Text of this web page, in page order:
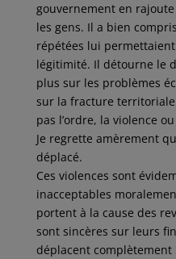
gouvernement en
les gens. Il a bien
répétées lui
légitimité. Il détourne le
plus sur les problèmes
sur la fracture
pas l’ordre, la violence
Je regrette amèrement
déplacé.
Ces violences sont
inacceptables
portent à la cause des
sont sincères sur leurs
déplacent complètement